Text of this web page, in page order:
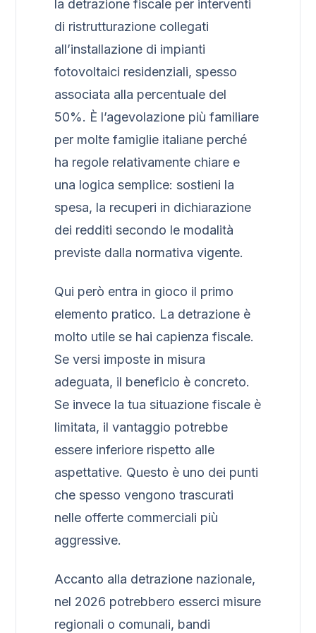
la detrazione fiscale per interventi
di ristrutturazione collegati
all’installazione di impianti
fotovoltaici residenziali, spesso
associata alla percentuale del
50%. È l’agevolazione più familiare
per molte famiglie italiane perché
ha regole relativamente chiare e
una logica semplice: sostieni la
spesa, la recuperi in dichiarazione
dei redditi secondo le modalità
previste dalla normativa vigente.
Qui però entra in gioco il primo
elemento pratico. La detrazione è
molto utile se hai capienza fiscale.
Se versi imposte in misura
adeguata, il beneficio è concreto.
Se invece la tua situazione fiscale è
limitata, il vantaggio potrebbe
essere inferiore rispetto alle
aspettative. Questo è uno dei punti
che spesso vengono trascurati
nelle offerte commerciali più
aggressive.
Accanto alla detrazione nazionale,
nel 2026 potrebbero esserci misure
regionali o comunali, bandi